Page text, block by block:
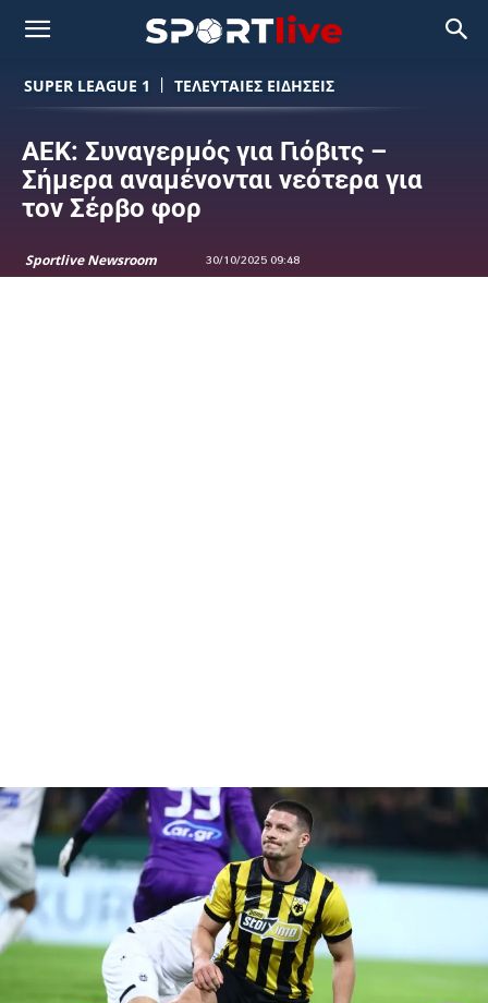
SUPER LEAGUE 1 ΤΕΛΕΥΤΑΙΕΣ ΕΙΔΗΣΕΙΣ
ΑΕΚ: Συναγερμός για Γιόβιτς –
Σήμερα αναμένονται νεότερα για
τον Σέρβο φορ
Sportlive Newsroom 30/10/2025 09:48